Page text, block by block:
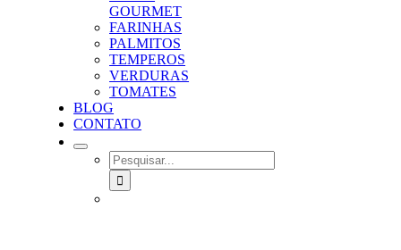
GOURMET
FARINHAS
PALMITOS
TEMPEROS
VERDURAS
TOMATES
BLOG
CONTATO
SEARCH
FOR: